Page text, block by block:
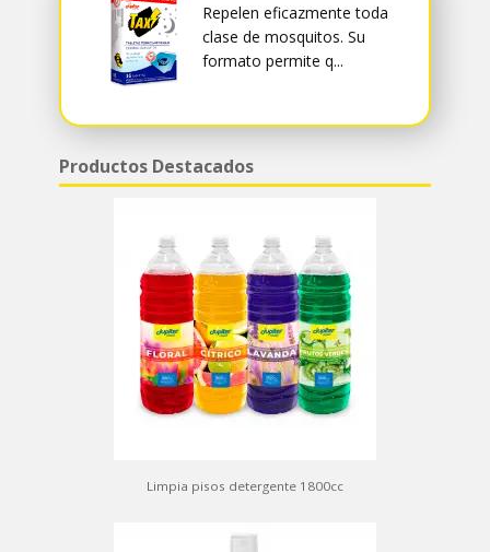
Repelen eficazmente toda
clase de mosquitos. Su
formato permite q...
Productos Destacados
Limpia pisos detergente 1800cc